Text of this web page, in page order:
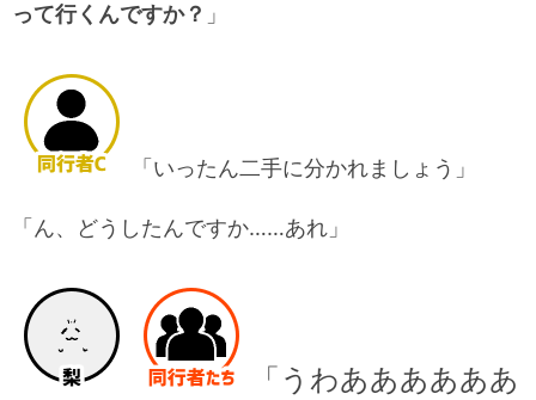
って行くんですか？ 」
「いったん二手に分かれましょう」
「ん、どうしたんですか……あれ」
「うわああああああ